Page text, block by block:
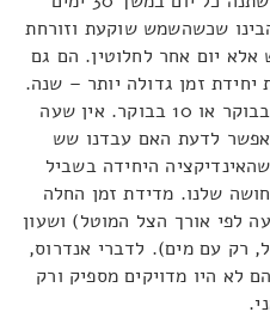
שכשהשמש שוקעת וזורחת
יום אחר לחלוטין. הם גם
יחידת זמן גדולה יותר – שנה.
תארו לעצמכם שאין דבר כזה 6 בבוקר או 10 בבוקר. אין שעה
אפשר לדעת האם עבדנו שש
היחידה בשביל
שלנו. מדידת זמן החלה
לפי אורך הצל המוטל) ושעון
רק עם מים). לדברי אנדרוס,
לא היו מדויקים מספיק ורק